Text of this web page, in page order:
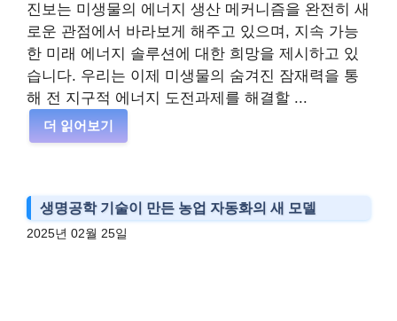
진보는 미생물의 에너지 생산 메커니즘을 완전히 새
로운 관점에서 바라보게 해주고 있으며, 지속 가능
한 미래 에너지 솔루션에 대한 희망을 제시하고 있
습니다. 우리는 이제 미생물의 숨겨진 잠재력을 통
해 전 지구적 에너지 도전과제를 해결할 ...
더 읽어보기
생명공학 기술이 만든 농업 자동화의 새 모델
2025년 02월 25일